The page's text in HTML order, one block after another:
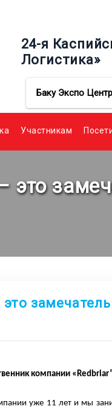
24-я
Логистика»
Баку Экспо Центр
Участникам
это
это
компании
уже 11 лет и мы